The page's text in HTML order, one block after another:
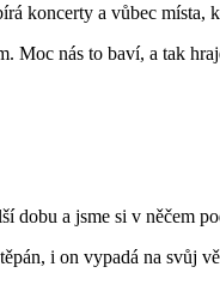
koncerty a vůbec místa,
Moc nás to baví, a tak
dobu a jsme si v něčem
i on vypadá na svůj